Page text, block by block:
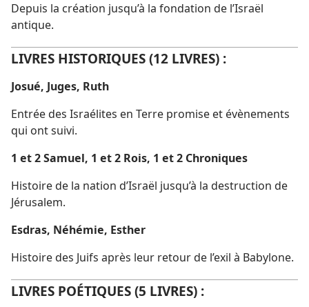
Depuis la création jusqu’à la fondation de l’Israël
antique.
LIVRES HISTORIQUES (12 LIVRES) :
Josué, Juges, Ruth
Entrée des Israélites en Terre promise et évènements
qui ont suivi.
1 et2 Samuel, 1 et2 Rois, 1 et2 Chroniques
Histoire de la nation d’Israël jusqu’à la destruction de
Jérusalem.
Esdras, Néhémie, Esther
Histoire des Juifs après leur retour de l’exil à Babylone.
LIVRES POÉTIQUES (5 LIVRES) :